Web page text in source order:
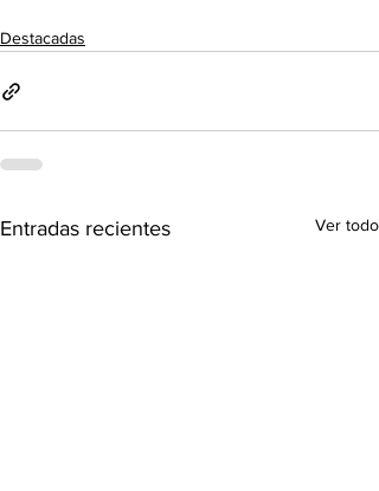
Destacadas
Entradas recientes Ver todo